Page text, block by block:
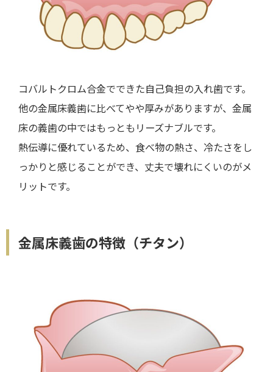
コバルトクロム合金でできた自己負担の入れ歯です。
他の金属床義歯に比べてやや厚みがありますが、金属
床の義歯の中ではもっともリーズナブルです。
熱伝導に優れているため、食べ物の熱さ、冷たさをし
っかりと感じることができ、丈夫で壊れにくいのがメ
リットです。
金属床義歯の特徴（チタン）